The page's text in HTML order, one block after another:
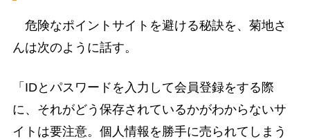
危険なポイントサイトを避ける秘訣を、菊地さ
んは次のように話す。
「IDとパスワードを入力して会員登録をする際
に、それがどう保存されているかがわからないサ
イトは要注意。個人情報を勝手に売られてしまう